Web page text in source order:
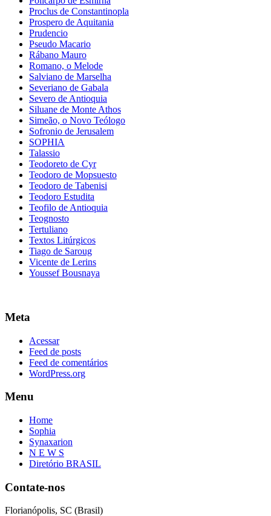
Proclus de Constantinopla
Prospero de Aquitania
Prudencio
Pseudo Macario
Rábano Mauro
Romano, o Melode
Salviano de Marselha
Severiano de Gabala
Severo de Antioquia
Siluane de Monte Athos
Simeão, o Novo Teólogo
Sofronio de Jerusalem
SOPHIA
Talassio
Teodoreto de Cyr
Teodoro de Mopsuesto
Teodoro de Tabenisi
Teodoro Estudita
Teofilo de Antioquia
Teognosto
Tertuliano
Textos Litúrgicos
Tiago de Saroug
Vicente de Lerins
Youssef Bousnaya
Meta
Acessar
Feed de posts
Feed de comentários
WordPress.org
Menu
Home
Sophia
Synaxarion
N E W S
Diretório BRASIL
Contate-nos
Florianópolis, SC (Brasil)